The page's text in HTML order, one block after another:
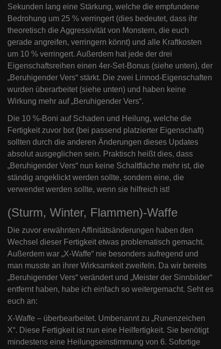
Sekunden lang eine Stärkung, welche die empfundene
Bedrohung um 25 % verringert (dies bedeutet, dass ihr
theoretisch die Aggressivität von Monstern, die euch
gerade angreifen, verringern könnt) und alle Kraftkosten
um 10 % verringert. Außerdem hat jede der drei
Eigenschaftsreihen einen 4er-Set-Bonus (siehe unten), der
„Beruhigender Vers“ stärkt. Die zwei Linnod-Eigenschaften
wurden überarbeitet (siehe unten) und haben keine
Wirkung mehr auf „Beruhigender Vers“.
Die 10 %-Boni auf Schaden und Heilung, welche die
Fertigkeit zuvor bot (bei passend platzierter Eigenschaft)
sollten durch die anderen Änderungen dieses Updates
absolut ausgeglichen sein. Praktisch heißt dies, dass
„Beruhigender Vers“ nun keine Schaltfläche mehr ist, die
ständig angeklickt werden sollte, sondern eine, die
verwendet werden sollte, wenn sie hilfreich ist!
(Sturm, Winter, Flammen)-Waffe
Die zuvor erwähnten Affinitätsänderungen haben den
Wechsel dieser Fertigkeit etwas problematisch gemacht.
Außerdem war „X-Waffe“ nie besonders aufregend und
man musste an ihrer Wirksamkeit zweifeln. Da wir bereits
„Beruhigender Vers“ verändert und „Meister der Sinnbilder“
entfernt haben, habe ich einfach so weitergemacht. Seht es
euch an:
X-Waffe – überbearbeitet. Umbenannt zu „Runenzeichen
X“. Diese Fertigkeit ist nun eine Heilfertigkeit. Sie benötigt
mindestens eine Heilungseinstimmung von 6. Sofortige